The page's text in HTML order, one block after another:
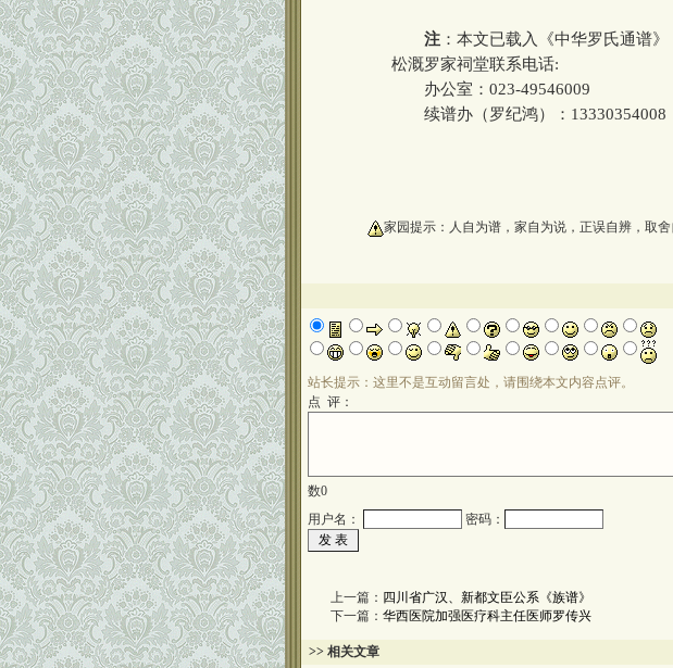
注 ：本文已载入《中华罗氏通谱》
松溉罗家祠堂联系电话:
办公室：023-49546009
续谱办（罗纪鸿）：13330354008
家园提示：人自为谱，家自为说，正误自辨，取舍
站长提示：这里不是互动留言处，请围绕本文内容点评。
点 评：
数0
用户名：
密码：
上一篇： 四川省广汉、新都文臣公系《族谱》
下一篇： 华西医院加强医疗科主任医师罗传兴
>> 相关文章